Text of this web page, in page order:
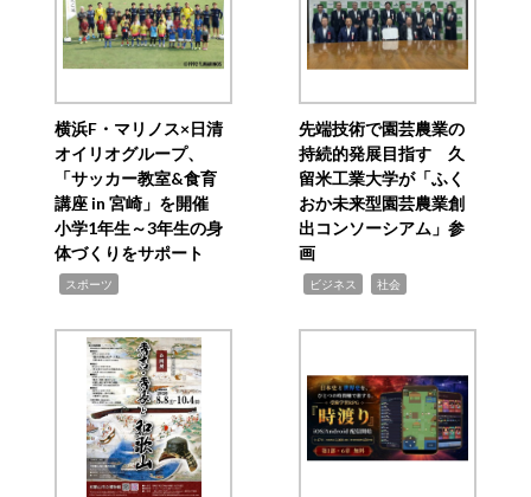
横浜F・マリノス×日清
オイリオグループ、
「サッカー教室&食育
講座 in 宮崎」を開催
小学1年生～3年生の身
体づくりをサポート
スポーツ
先端技術で園芸農業の
持続的発展目指す 久
留米工業大学が「ふく
おか未来型園芸農業創
出コンソーシアム」参
画
ビジネス 社会